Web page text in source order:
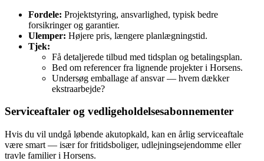
Fordele: Projektstyring, ansvarlighed, typisk bedre
forsikringer og garantier.
Ulemper: Højere pris, længere planlægningstid.
Tjek:
Få detaljerede tilbud med tidsplan og betalingsplan.
Bed om referencer fra lignende projekter i Horsens.
Undersøg emballage af ansvar — hvem dækker
ekstraarbejde?
Serviceaftaler og vedligeholdelsesabonnementer
Hvis du vil undgå løbende akutopkald, kan en årlig serviceaftale
være smart — især for fritidsboliger, udlejningsejendomme eller
travle familier i Horsens.